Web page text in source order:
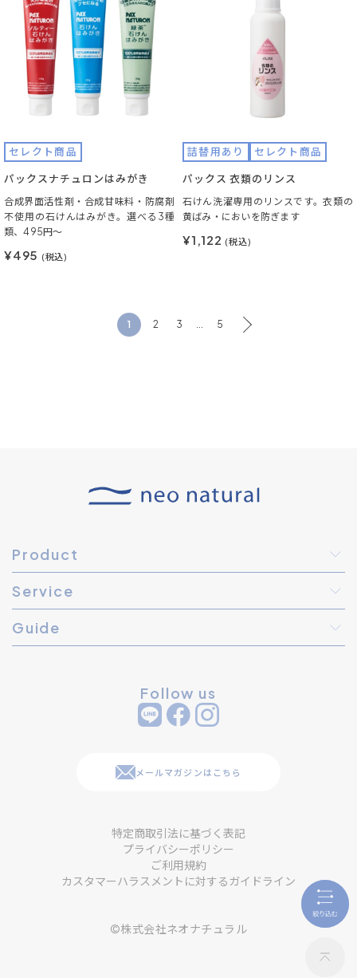
セレクト商品
パックスナチュロンはみがき
合成界面活性剤・合成甘味料・防腐剤
不使用の石けんはみがき。選べる3種
類、495円～
¥495 (税込)
詰替用あり セレクト商品
パックス 衣類のリンス
石けん洗濯専用のリンスです。衣類の
黄ばみ・においを防ぎます
¥1,122 (税込)
1 2 3 ... 5
Product
Service
Guide
Follow us
メールマガジンはこちら
特定商取引法に基づく表記
プライバシーポリシー
ご利用規約
カスタマーハラスメントに対するガイドライン
©株式会社ネオナチュラル